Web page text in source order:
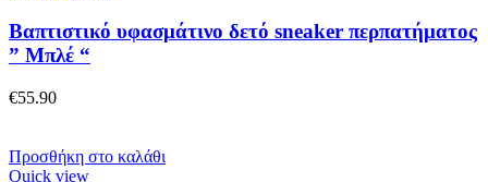
παραλλαγές.
Οι
επιλογές
σελίδα
Βαπτιστικό υφασμάτινο δετό sneaker περπατήματος
” Μπλέ “
€55.90
Προσθήκη στο καλάθι
Quick view